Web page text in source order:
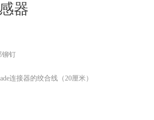
器
铆钉
连接器的绞合线（20厘米）